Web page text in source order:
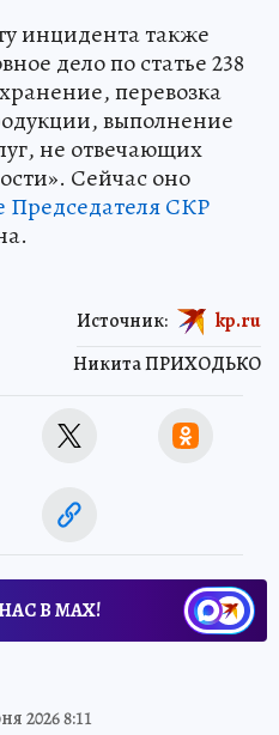
инцидента также
дело по статье 238
перевозка
выполнение
не отвечающих
Сейчас оно
Председателя СКР
Никита ПРИХОДЬКО
Источник: kp.ru
В МАХ!
2026 8:11